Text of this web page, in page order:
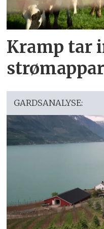
Kramp tar
GARDSANALYSE: